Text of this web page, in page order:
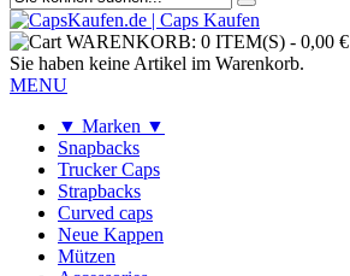
WARENKORB: 0 ITEM(S) - 0,00 €
Sie haben keine Artikel im Warenkorb.
MENU
▼ Marken ▼
Snapbacks
Trucker Caps
Strapbacks
Curved caps
Neue Kappen
Mützen